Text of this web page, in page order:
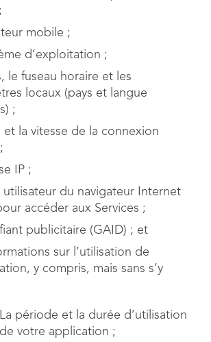
mobile ;
d’exploitation ;
le fuseau horaire et les
locaux (pays et langue
;
et la vitesse de la connexion
IP ;
utilisateur du navigateur Internet
accéder aux Services ;
publicitaire (GAID) ; et
sur l’utilisation de
y compris, mais sans s’y
La période et la durée d’utilisation
de votre application ;